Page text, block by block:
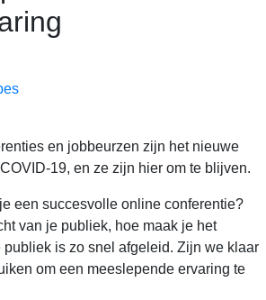
en jobbeurzen zijn het nieuwe
19, en ze zijn hier om te blijven.
een succesvolle online conferentie?
van je publiek, hoe maak je het
publiek is zo snel afgeleid. Zijn we klaar
om een meeslepende ervaring te